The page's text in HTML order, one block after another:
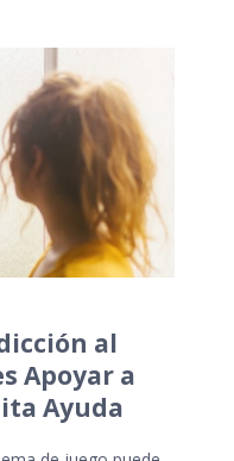
al
Apoyar a
Ayuda